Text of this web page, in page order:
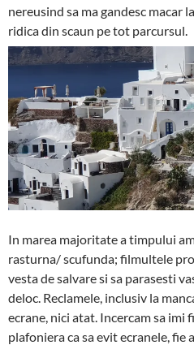
nereusind sa ma gandesc macar
ridica din scaun pe tot parcursul.
In marea majoritate a timpului
rasturna/ scufunda; filmultele
vesta de salvare si sa parasesti
deloc. Reclamele, inclusiv la
ecrane, nici atat. Incercam sa imi
plafoniera ca sa evit ecranele, fie